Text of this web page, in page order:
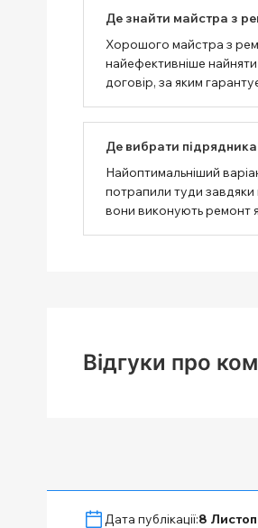
Де знайти майстра з
Хорошого майстра з
найефективніше
договір, за яким
Де вибрати
Найоптимальніший
потрапили туди завдяки
вони виконують ремонт
Відгуки про
Дата публікації:8